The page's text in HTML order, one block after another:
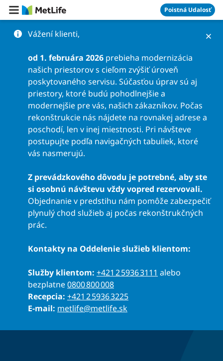
Preskočiť na obsah Poistná Udalosť
Vážení klienti,
od 1. februára 2026 prebieha modernizácia
našich priestorov s cieľom zvýšiť úroveň
poskytovaného servisu. Súčasťou úprav sú aj
priestory, ktoré budú pohodlnejšie a
modernejšie pre vás, našich zákazníkov. Počas
rekonštrukcie nás nájdete na rovnakej adrese a
poschodí, len v inej miestnosti. Pri návšteve
postupujte podľa navigačných tabuliek, ktoré
vás nasmerujú.
Z prevádzkového dôvodu je potrebné, aby ste
si osobnú návštevu vždy vopred rezervovali.
Objednanie v predstihu nám pomôže zabezpečiť
plynulý chod služieb aj počas rekonštrukčných
prác.
Kontakty na Oddelenie služieb klientom:
Služby klientom: +421 2 5936 3111 alebo
bezplatne0800 800 008
Recepcia: +421 2 5936 3225
E-mail: metlife@metlife.sk